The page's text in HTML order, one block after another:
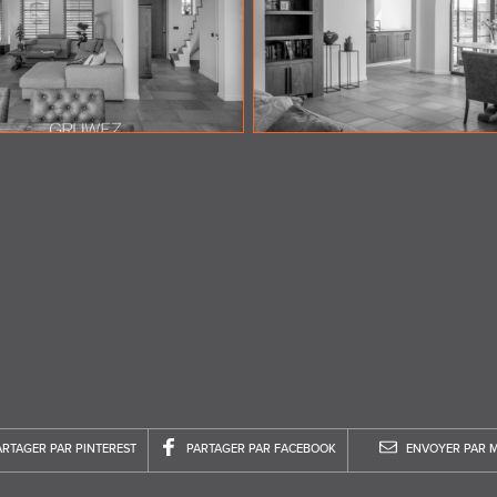
PAR PINTEREST PARTAGER PAR FACEBOOK ENVOYER PAR